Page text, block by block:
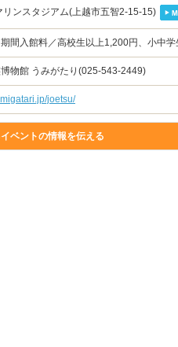
リンスタジアム(上越市五智2-15-15)
間入館料／高校生以上1,200円、小中
物館 うみがたり(025-543-2449)
joetsu/
ベントの情報を伝える